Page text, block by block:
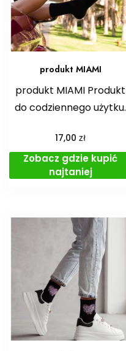
produkt MIAMI
produkt MIAMI Produkt
do codziennego użytku.
17,00zł
Zobacz gdzie kupić
najtaniej